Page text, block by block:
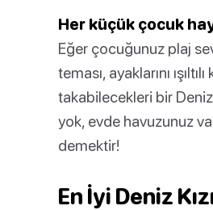
Her küçük çocuk
Eğer çocuğunuz plaj
teması, ayaklarını
takabilecekleri bir
yok, evde havuzunuz
demektir!
En İyi Deniz